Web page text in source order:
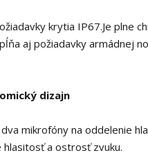
krytia IP67.Je plne
aj požiadavky armádnej
dizajn
mikrofóny na oddelenie
a ostrosť zvuku.